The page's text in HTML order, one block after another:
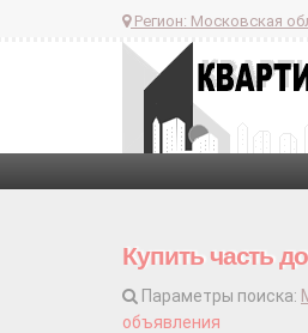
Регион: Московская
Купить часть
Параметры поиска:
объявления